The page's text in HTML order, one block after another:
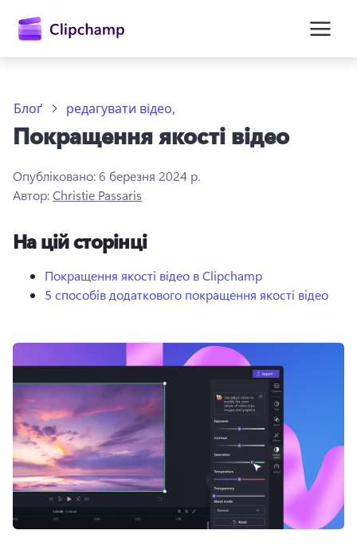
вмісту
Увійти
Спробувати безкоштовно
Блоґ редагувати відео,
Покращення якості відео
Опубліковано:6 березня 2024 р.
Автор:Christie Passaris
На цій сторінці
Покращення якості відео в Clipchamp
5 способів додаткового покращення якості відео